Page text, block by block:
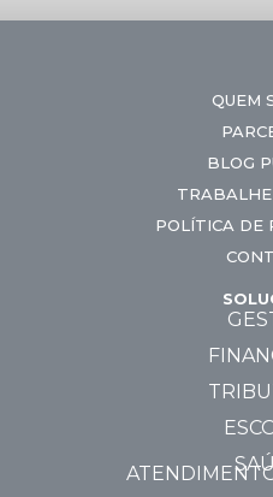
QUEM
BLOG
TRABALHE
POLÍTICA DE